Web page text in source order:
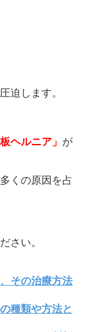
迫します。
ヘルニア」 が
くの原因を占
さい。
その治療方法
種類や方法と